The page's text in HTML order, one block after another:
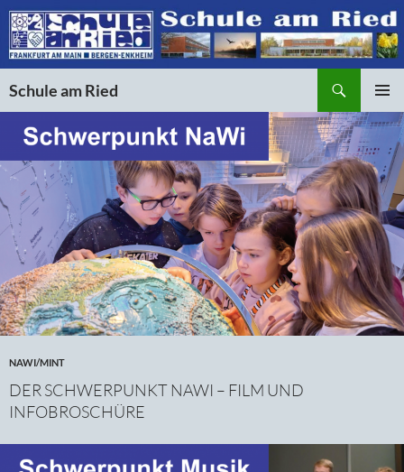
Schule am Ried
MENÜ
INHALT
SPRINGEN
NAWI/MINT
DER SCHWERPUNKT NAWI – FILM UND
INFOBROSCHÜRE